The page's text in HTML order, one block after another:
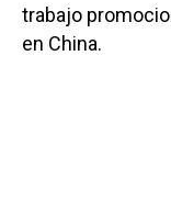
trabajo
en China.